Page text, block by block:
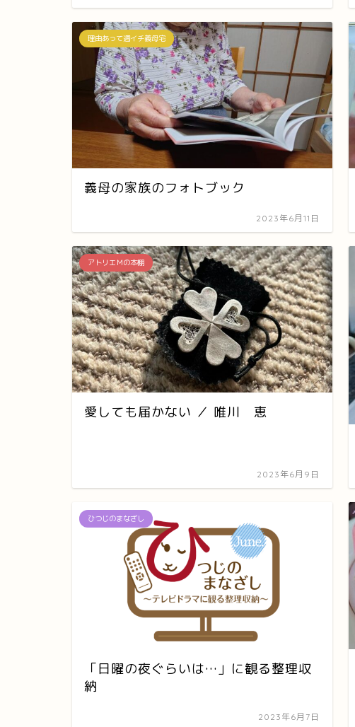
理由あって週イチ義母宅
義母の家族のフォトブック
2023年6月11日
アトリエＭの本棚
愛しても届かない ／ 唯川 恵
2023年6月9日
ひつじのまなざし
「日曜の夜ぐらいは…」に観る整理収
納
2023年6月7日